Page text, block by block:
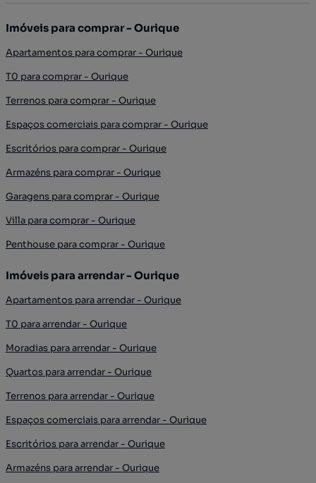
Imóveis para comprar - Ourique
Apartamentos para comprar - Ourique
T0 para comprar - Ourique
Terrenos para comprar - Ourique
Espaços comerciais para comprar - Ourique
Escritórios para comprar - Ourique
Armazéns para comprar - Ourique
Garagens para comprar - Ourique
Villa para comprar - Ourique
Penthouse para comprar - Ourique
Imóveis para arrendar - Ourique
Apartamentos para arrendar - Ourique
T0 para arrendar - Ourique
Moradias para arrendar - Ourique
Quartos para arrendar - Ourique
Terrenos para arrendar - Ourique
Espaços comerciais para arrendar - Ourique
Escritórios para arrendar - Ourique
Armazéns para arrendar - Ourique